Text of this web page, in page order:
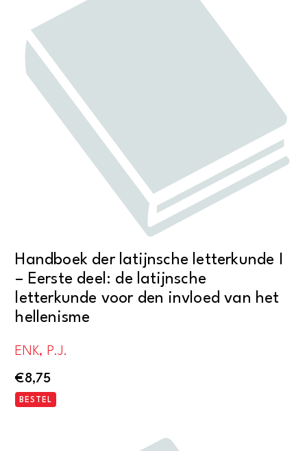
Handboek der latijnsche letterkunde I
– Eerste deel: de latijnsche
letterkunde voor den invloed van het
hellenisme
ENK, P.J.
€8,75
BESTEL